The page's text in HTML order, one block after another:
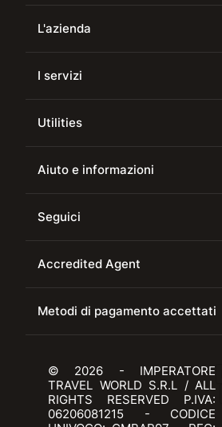
L'azienda
I servizi
Utilities
Aiuto e informazioni
Seguici
Accredited Agent
Metodi di pagamento accettati
© 2026 - IMPERATORE
TRAVEL WORLD S.R.L / ALL
RIGHTS RESERVED P.IVA:
06206081215 - CODICE